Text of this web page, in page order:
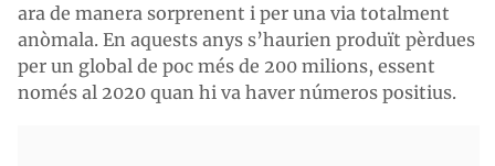
ara de manera sorprenent i per una via totalment
anòmala. En aquests anys s’haurien produït pèrdues
per un global de poc més de 200 milions, essent
només al 2020 quan hi va haver números positius.